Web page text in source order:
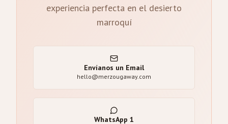
experiencia perfecta en el desierto
marroquí
Envíanos un Email
hello@merzougaway.com
WhatsApp 1